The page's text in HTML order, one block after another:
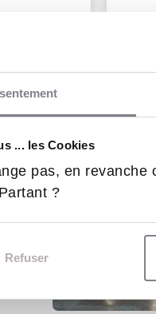
... les Cookies
pas, en
?
Refuser